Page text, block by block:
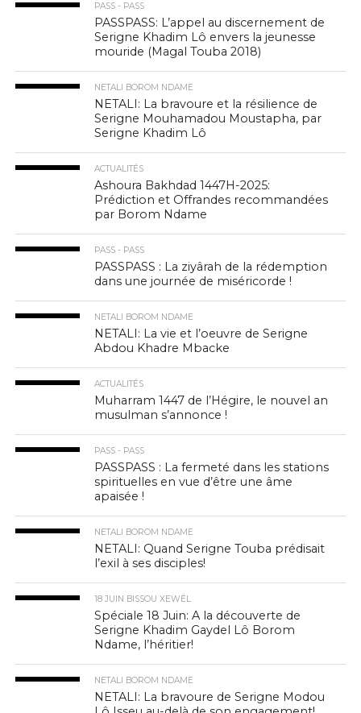
PASS - PASS
PASSPASS: L’appel au discernement de
Serigne Khadim Lô envers la jeunesse
mouride (Magal Touba 2018)
NETALI BOROM NDAME
NETALI: La bravoure et la résilience de
Serigne Mouhamadou Moustapha, par
Serigne Khadim Lô
ACTUALITÉS
Ashoura Bakhdad 1447H-2025:
Prédiction et Offrandes recommandées
par Borom Ndame
PASS - PASS
PASSPASS : La ziyârah de la rédemption
dans une journée de miséricorde !
NETALI BOROM NDAME
NETALI: La vie et l’oeuvre de Serigne
Abdou Khadre Mbacke
ACTUALITÉS
Muharram 1447 de l’Hégire, le nouvel an
musulman s’annonce !
PASS - PASS
PASSPASS : La fermeté dans les stations
spirituelles en vue d’être une âme
apaisée !
NETALI BOROM NDAME
NETALI: Quand Serigne Touba prédisait
l’exil à ses disciples!
18 JUIN BISSOU XEWËL
Spéciale 18 Juin: A la découverte de
Serigne Khadim Gaydel Lô Borom
Ndame, l’héritier!
NETALI BOROM NDAME
NETALI: La bravoure de Serigne Modou